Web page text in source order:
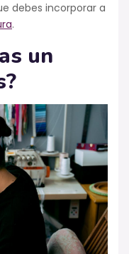
debes incorporar a
.
un